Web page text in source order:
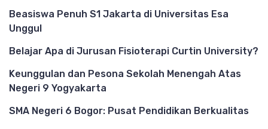
Beasiswa Penuh S1 Jakarta di Universitas Esa
Unggul
Belajar Apa di Jurusan Fisioterapi Curtin University?
Keunggulan dan Pesona Sekolah Menengah Atas
Negeri 9 Yogyakarta
SMA Negeri 6 Bogor: Pusat Pendidikan Berkualitas